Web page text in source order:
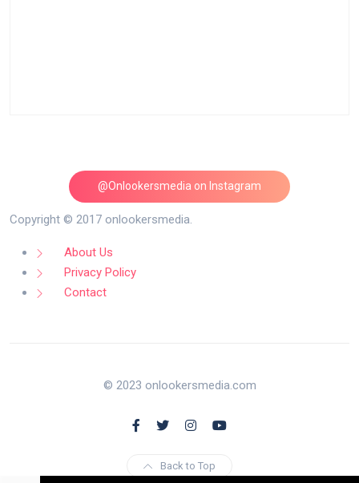
@Onlookersmedia on Instagram
Follow on Instagram
Copyright © 2017 onlookersmedia.
About Us
Privacy Policy
Contact
© 2023 onlookersmedia.com
Back to Top